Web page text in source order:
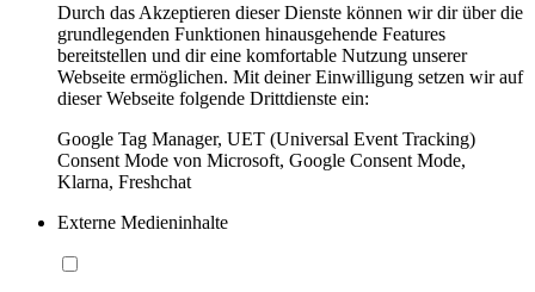
Durch das Akzeptieren dieser Dienste können wir dir über die
grundlegenden Funktionen hinausgehende Features
bereitstellen und dir eine komfortable Nutzung unserer
Webseite ermöglichen. Mit deiner Einwilligung setzen wir auf
dieser Webseite folgende Drittdienste ein:
Google Tag Manager, UET (Universal Event Tracking)
Consent Mode von Microsoft, Google Consent Mode,
Klarna, Freshchat
Externe Medieninhalte